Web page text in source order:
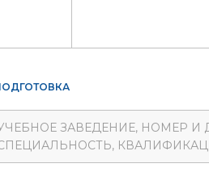
ЗАВЕДЕНИЕ, НОМЕР